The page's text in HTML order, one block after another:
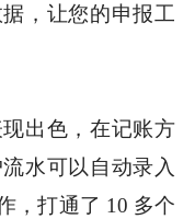
，让您的申报工
出色，在记账方
水可以自动录入
，打通了 10 多个